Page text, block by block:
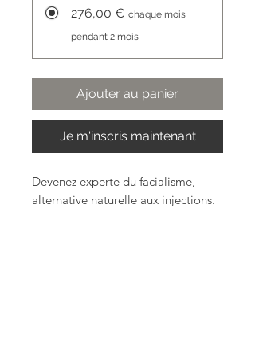
276,00 € chaque mois
pendant 2 mois
Ajouter au panier
Je m'inscris maintenant
Devenez experte du facialisme,
alternative naturelle aux injections.